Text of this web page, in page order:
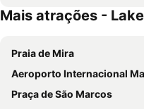
Hotel La Serenella
Parkhotel Mondschein
Hotel Ramon
Park Hotel Faloria
Mais atrações -
Praia de Mira
Aeroporto Internacional Marco Polo
Praça de São Marcos